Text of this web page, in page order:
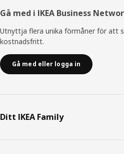
Gå med i IKEA Business
Utnyttja flera unika förmåner för att
kostnadsfritt.
Gå med eller logga in
Ditt IKEA Family